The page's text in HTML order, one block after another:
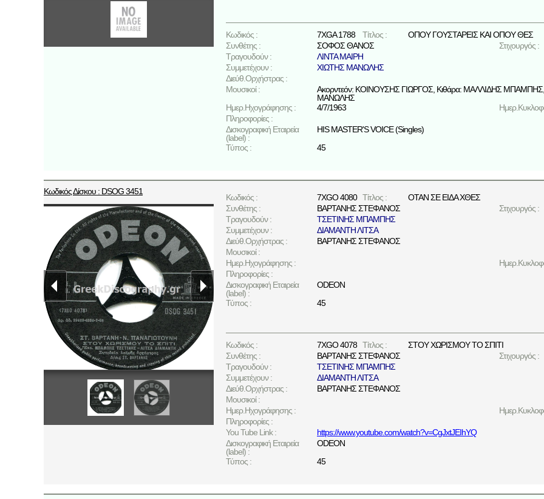
Κωδικός : 7XGA 1788 Τίτλος :
ΟΠΟΥ ΓΟΥΣΤΑΡΕΙΣ ΚΑΙ ΟΠΟΥ ΘΕΣ
Συνθέτης :
ΣΟΦΟΣ ΘΑΝΟΣ Στιχουργός :
Τραγουδούν :
ΛΙΝΤΑ ΜΑΙΡΗ
Συμμετέχουν :
ΧΙΩΤΗΣ ΜΑΝΩΛΗΣ
Διεύθ.Ορχήστρας :
Μουσικοί :
Ακορντεόν: ΚΟΙΝΟΥΣΗΣ ΓΙΩΡΓΟΣ, Κιθάρα: ΜΑΛΛΙΔΗΣ
ΜΑΝΩΛΗΣ
Ημερ.Ηχογράφησης :
4/7/1963
Πληροφορίες :
Δισκογραφική Εταιρεία
(label) :
HIS MASTER'S VOICE (Singles)
Τύπος :
45
Κωδικός Δίσκου : DSOG 3451
Κωδικός : 7XGO 4080 Τίτλος :
ΟΤΑΝ ΣΕ ΕΙΔΑ ΧΘΕΣ
Συνθέτης :
ΒΑΡΤΑΝΗΣ ΣΤΕΦΑΝΟΣ Στιχουργός :
Τραγουδούν :
ΤΣΕΤΙΝΗΣ ΜΠΑΜΠΗΣ
Συμμετέχουν :
ΔΙΑΜΑΝΤΗ ΛΙΤΣΑ
Διεύθ.Ορχήστρας :
ΒΑΡΤΑΝΗΣ ΣΤΕΦΑΝΟΣ
Μουσικοί :
Ημερ.Ηχογράφησης :
Πληροφορίες :
Δισκογραφική Εταιρεία
(label) :
ODEON
Τύπος :
45
Κωδικός : 7XGO 4078 Τίτλος :
ΣΤΟΥ ΧΩΡΙΣΜΟΥ ΤΟ ΣΠΙΤΙ
Συνθέτης :
ΒΑΡΤΑΝΗΣ ΣΤΕΦΑΝΟΣ Στιχουργός :
Τραγουδούν :
ΤΣΕΤΙΝΗΣ ΜΠΑΜΠΗΣ
Συμμετέχουν :
ΔΙΑΜΑΝΤΗ ΛΙΤΣΑ
Διεύθ.Ορχήστρας :
ΒΑΡΤΑΝΗΣ ΣΤΕΦΑΝΟΣ
Μουσικοί :
Ημερ.Ηχογράφησης :
Πληροφορίες :
You Tube Link :
https://www.youtube.com/watch?v=CgJxtJEIhYQ
Δισκογραφική Εταιρεία
(label) :
ODEON
Τύπος :
45